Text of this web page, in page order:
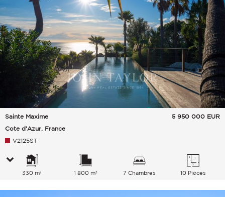
Sainte Maxime
Cote d'Azur, France
5 950 000 EUR
V2125ST
330 m² 1 800 m² 7 Chambres 10 Pièces